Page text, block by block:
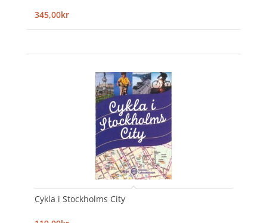
345,00kr
Cykla i Stockholms City